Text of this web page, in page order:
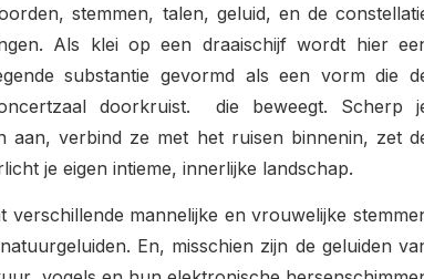
stemmen, talen, geluid, en de
Als klei op een draaischijf wordt hier
substantie gevormd als een vorm die
doorkruist. die beweegt. Scherp
aan, verbind ze met het ruisen binnenin, zet
je eigen intieme, innerlijke landschap.
verschillende mannelijke en vrouwelijke
En, misschien zijn de geluiden